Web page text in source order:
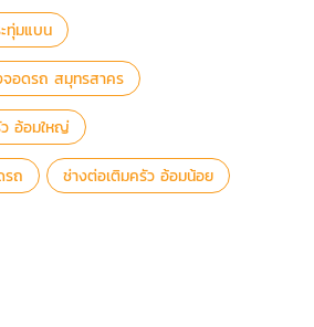
ทุ่มแบน
จอดรถ สมุทรสาคร
ว อ้อมใหญ่
รถ ช่างต่อเติมครัว อ้อมน้อย